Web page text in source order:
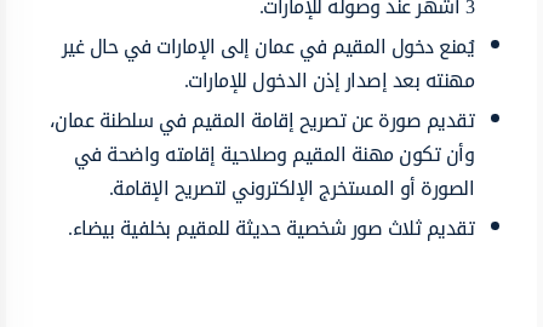
يُمنع دخول المقيم في عمان إلى الإمارات في حال غير
مهنته بعد إصدار إذن الدخول للإمارات.
تقديم صورة عن تصريح إقامة المقيم في سلطنة عمان،
وأن تكون مهنة المقيم وصلاحية إقامته واضحة في
الصورة أو المستخرج الإلكتروني لتصريح الإقامة.
تقديم ثلاث صور شخصية حديثة للمقيم بخلفية بيضاء.